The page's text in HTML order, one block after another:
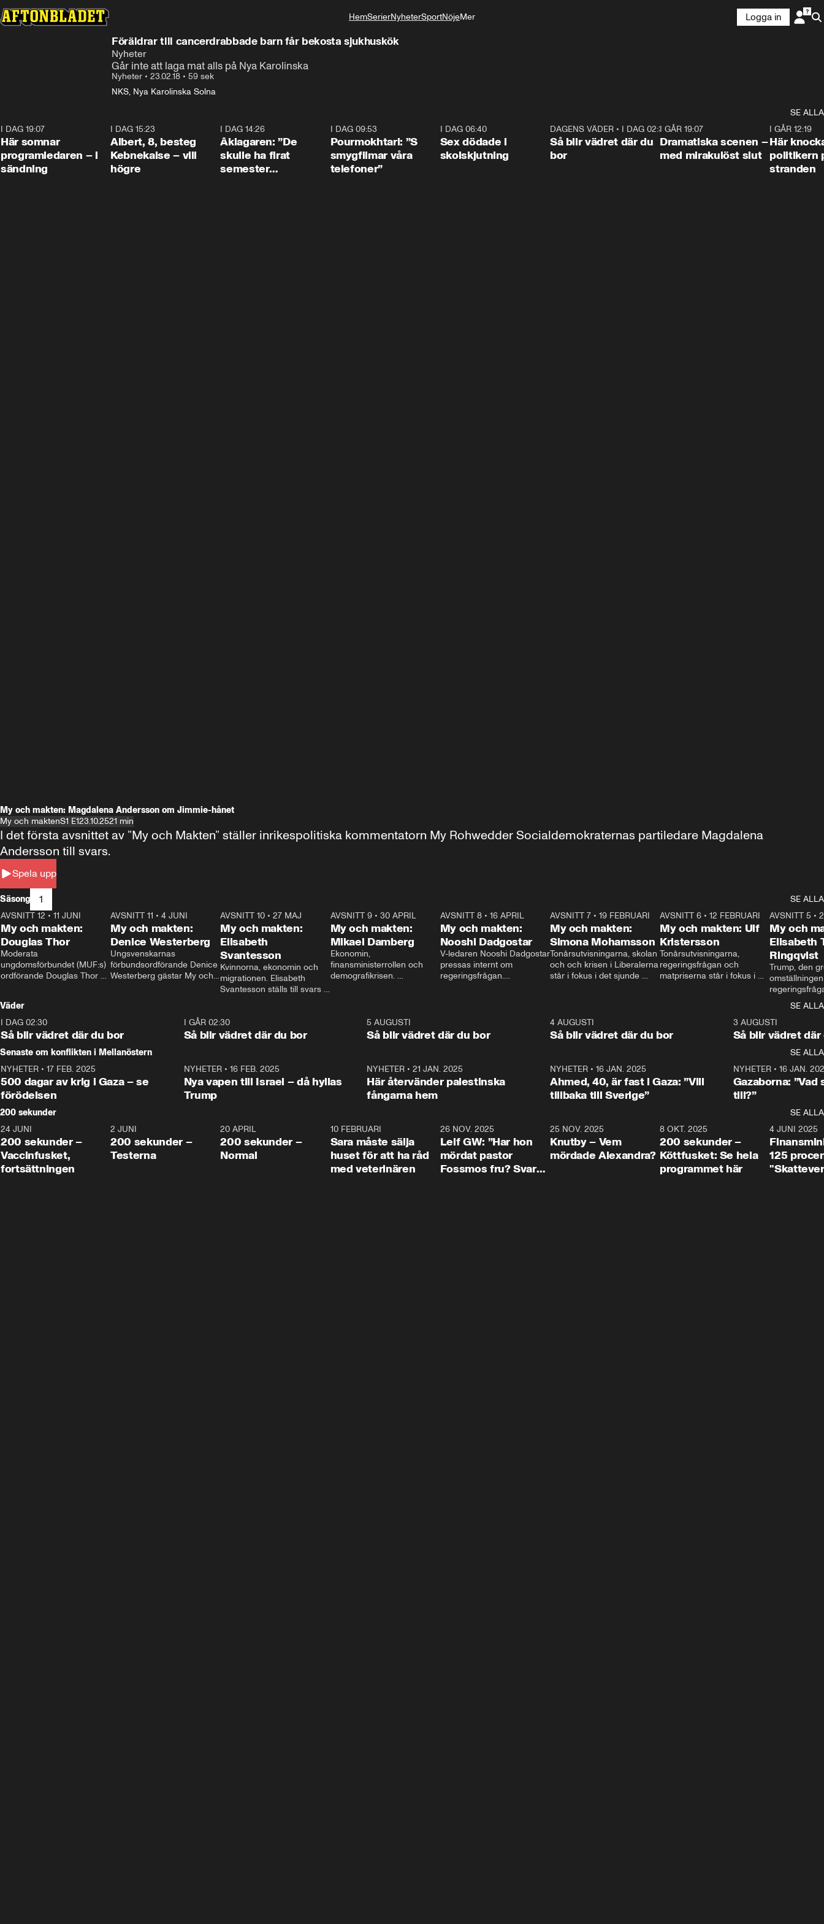
HemSerierNyheterSportNöjeMer
Logga in
Föräldrar till cancerdrabbade barn får bekosta sjukhuskök
Nyheter
Går inte att laga mat alls på Nya Karolinska
Nyheter • 23.02.18 • 59 sek
NKS, Nya Karolinska Solna
SE ALLA
I DAG 19:07
Här somnar
programledaren – i
sändning
I DAG 15:23
Albert, 8, besteg
Kebnekaise – vill
högre
I DAG 14:26
Åklagaren: ”De
skulle ha firat
semester
I DAG 09:53
Pourmokhtari: ”S
smygfilmar våra
telefoner”
I DAG 06:40
Sex dödade i
skolskjutning
1:06
DAGENS VÄDER• I DAG 02:30
Så blir vädret där du
bor
I GÅR 19:07
Dramatiska scenen –
med mirakulöst slut
I GÅR 12:19
Här
politikern
stranden
My och makten: Magdalena Andersson om Jimmie-hånet
My och maktenS1 E123.10.2521 min
Spela upp
I det första avsnittet av ”My och Makten” ställer inrikespolitiska kommentatorn My Rohwedder Socialdemokraternas partiledare Magdalena
Andersson till svars.
Säsong 1
SE ALLA
26:27
AVSNITT 12 • 11 JUNI
My och makten:
Douglas Thor
Moderata
ungdomsförbundet (MUF:s)
ordförande Douglas Thor
tonårsutvisningarna och hur
Moderaterna ska locka
väljare till valet i höst.
23:40
AVSNITT 11 •4 JUNI
My och makten:
Denice Westerberg
Ungsvenskarnas
förbundsordförande Denice
Westerberg gästar My och
AVSNITT 10 •27 MAJ
My och makten:
Elisabeth
Svantesson
Kvinnorna, ekonomin och
migrationen. Elisabeth
Svantesson ställs till svars
AVSNITT 9• 30 APRIL
My och makten:
Mikael Damberg
Ekonomin,
finansministerrollen och
demografikrisen.
och Makten.
AVSNITT 8• 16 APRIL
My och makten:
Nooshi Dadgostar
V-ledaren Nooshi Dadgostar
pressas internt om
regeringsfrågan.
– Vi ställer upp i val. Ska vi
vara med så sitter vi förstås
24:30
AVSNITT 7• 19 FEBRUARI
My och makten:
Simona Mohamsson
Tonårsutvisningarna, skolan
och och krisen i Liberalerna
står i fokus i det sjunde
kommentator My
Rohwedder ställer
utbildnings- och
Mohamsson till svars.
27:30
AVSNITT 6 •12 FEBRUARI
My och makten: Ulf
Kristersson
Tonårsutvisningarna,
regeringsfrågan och
matpriserna står i fokus i
Rohwedder ställer
statsminister Ulf Kristersson
AVSNITT 5 •
My och
Elisabeth
Ringqvist
Trump, den
centrum i
avsnittet av
Makten”. Se
Aftonbladets
Rohwedder
Thand Ring
Väder
SE ALLA
I DAG 02:30
Så blir vädret där du bor
1:06
I GÅR 02:30
Så blir vädret där du bor
5 AUGUSTI
Så blir vädret där du bor
4 AUGUSTI
Så blir vädret där du bor
3 AUGUSTI
Så blir vädret där
Senaste om konflikten i Mellanöstern
SE ALLA
NYHETER • 17 FEB. 2025
500 dagar av krig i Gaza – se
förödelsen
NYHETER• 16 FEB. 2025
Nya vapen till Israel – då hyllas
Trump
NYHETER •21 JAN. 2025
Här återvänder palestinska
fångarna hem
NYHETER• 16 JAN. 2025
Ahmed, 40, är fast i Gaza: ”Vill
tillbaka till Sverige”
NYHETER• 16 JAN.
Gazaborna:
till?”
200 sekunder
SE ALLA
5:00
24 JUNI
200 sekunder –
Vaccinfusket,
fortsättningen
4:23
2 JUNI
200 sekunder –
Testerna
20 APRIL
200 sekunder –
Normal
10 FEBRUARI
Sara måste sälja
huset för att ha råd
med veterinären
26 NOV. 2025
Leif GW: ”Har hon
mördat pastor
Fossmos fru? Svar
31:05
25 NOV. 2025
Knutby – Vem
mördade Alexandra?
4:29
8 OKT. 2025
200 sekunder –
Köttfusket: Se hela
programmet här
4 JUNI 2025
125